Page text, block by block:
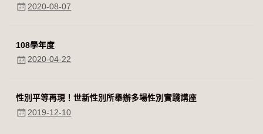
2020-08-07
108學年度
2020-04-22
性別平等再現！世新性別所舉辦多場性別實踐講座
2019-12-10